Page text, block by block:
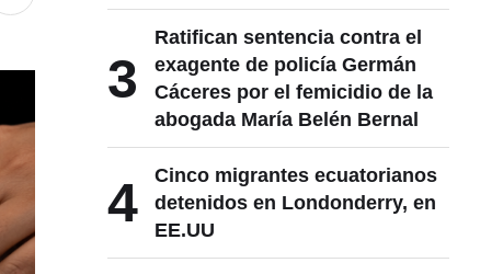
3
Ratifican sentencia contra el
exagente de policía Germán
Cáceres por el femicidio de la
abogada María Belén Bernal
4
Cinco migrantes ecuatorianos
detenidos en Londonderry, en
EE.UU